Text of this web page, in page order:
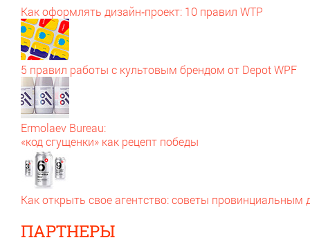
Как оформлять дизайн‑проект: 10 правил WTP
5 правил работы с культовым брендом от Depot WPF
Ermolaev Bureau:
«код сгущенки» как рецепт победы
Как открыть свое агентство: советы провинциальным
ПАРТНЕРЫ